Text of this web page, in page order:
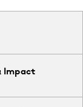
Impact